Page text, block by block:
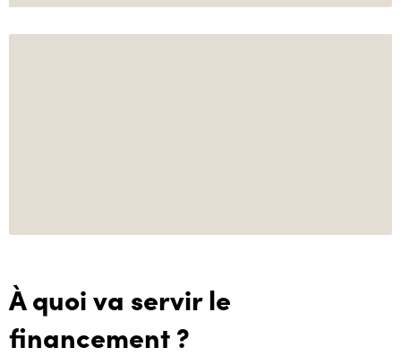
À quoi va servir le
financement ?